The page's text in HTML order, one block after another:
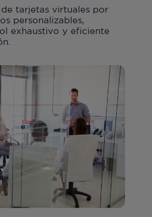
tarjetas virtuales por
personalizables,
exhaustivo y eficiente